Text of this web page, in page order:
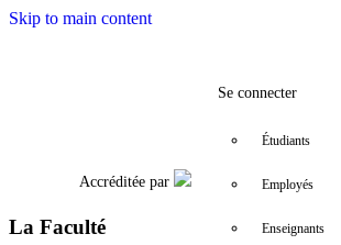
Skip to main contentFacebook
Accréditée par
Se connecter
Étudiants
Employés
Enseignants
La Faculté